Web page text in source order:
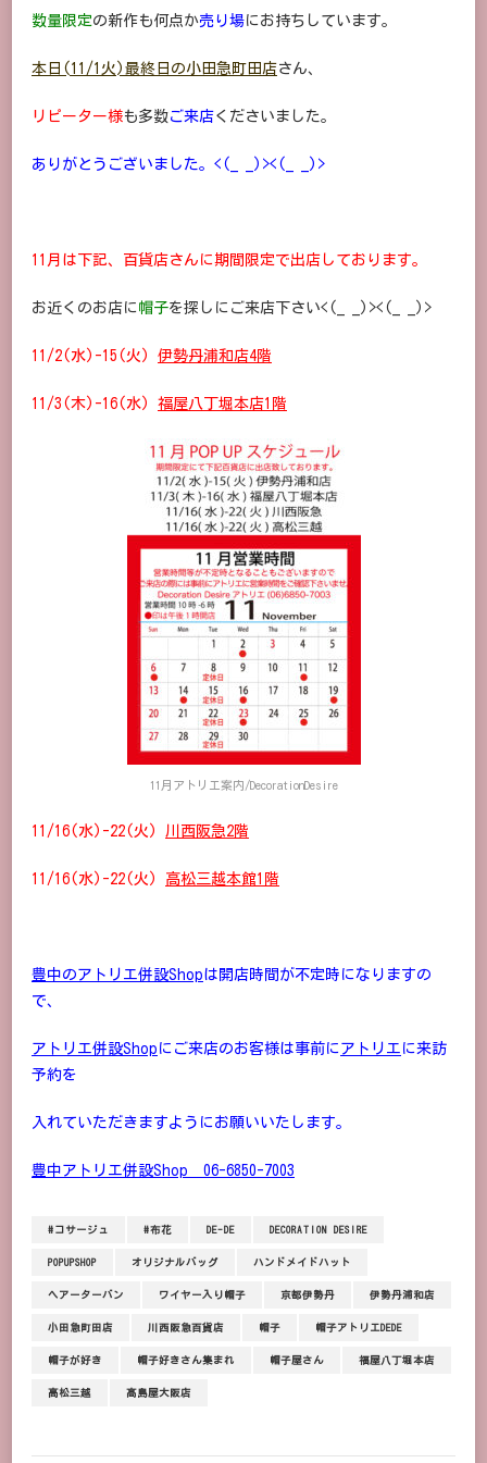
ュ
ル/DECORATIONDESIRE/2022
冬
に
数量限定の新作も何点か売り場にお持ちしています。
本日(11/1火)最終日の小田急町田店さん、
リピーター様も多数ご来店くださいました。
ありがとうございました。<(_ _)><(_ _)>
11月は下記、百貨店さんに期間限定で出店しております。
お近くのお店に帽子を探しにご来店下さい<(_ _)><(_ _)>
11/2(水)-15(火) 伊勢丹浦和店4階
11/3(木)-16(水) 福屋八丁堀本店1階
11月アトリエ案内/DecorationDesire
11/16(水)-22(火) 川西阪急2階
11/16(水)-22(火) 高松三越本館1階
豊中のアトリエ併設Shopは開店時間が不定時になりますの
で、
アトリエ併設Shop にご来店のお客様は事前にアトリエ に来訪
予約を
入れていただきますようにお願いいたします。
豊中アトリエ併設Shop 06-6850-7003
#コサージュ #布花 DE-DE DECORATION DESIRE
POPUPSHOP オリジナルバッグ ハンドメイドハット
ヘアーターバン ワイヤー入り帽子 京都伊勢丹 伊勢丹浦和店
小田急町田店 川西阪急百貨店 帽子 帽子アトリエDEDE
帽子が好き 帽子好きさん集まれ 帽子屋さん 福屋八丁堀本店
高松三越 髙島屋大阪店